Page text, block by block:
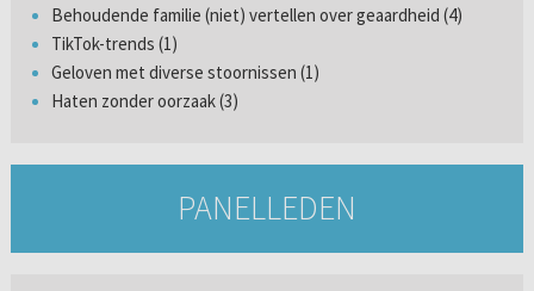
Behoudende familie (niet) vertellen over geaardheid (4)
TikTok-trends (1)
Geloven met diverse stoornissen (1)
Haten zonder oorzaak (3)
PANELLEDEN